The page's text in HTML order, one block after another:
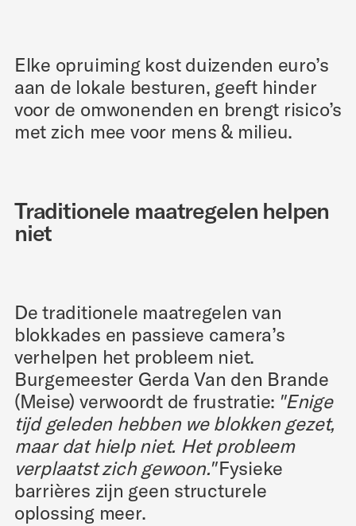
Elke opruiming kost duizenden euro’s
aan de lokale besturen, geeft hinder
voor de omwonenden en brengt risico’s
met zich mee voor mens & milieu.
Traditionele maatregelen helpen
niet
De traditionele maatregelen van
blokkades en passieve camera’s
verhelpen het probleem niet.
Burgemeester Gerda Van den Brande
(Meise) verwoordt de frustratie: "Enige
tijd geleden hebben we blokken gezet,
maar dat hielp niet. Het probleem
verplaatst zich gewoon."Fysieke
barrières zijn geen structurele
oplossing meer.